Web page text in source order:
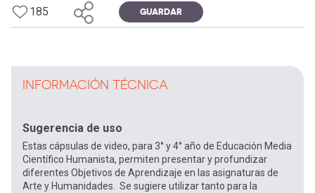
185 GUARDAR
INFORMACIÓN TÉCNICA
Sugerencia de uso
Estas cápsulas de video, para 3° y 4° año de Educación Media
Científico Humanista, permiten presentar y profundizar
diferentes Objetivos de Aprendizaje en las asignaturas de
Arte y Humanidades. Se sugiere utilizar tanto para la